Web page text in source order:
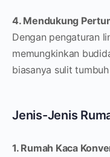
4. Mendukung
Dengan pengaturan
memungkinkan
biasanya sulit
Jenis-Jenis
1. Rumah Kaca